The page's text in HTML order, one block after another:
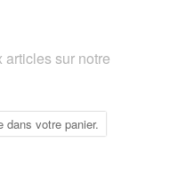
sur notre
dans votre panier.